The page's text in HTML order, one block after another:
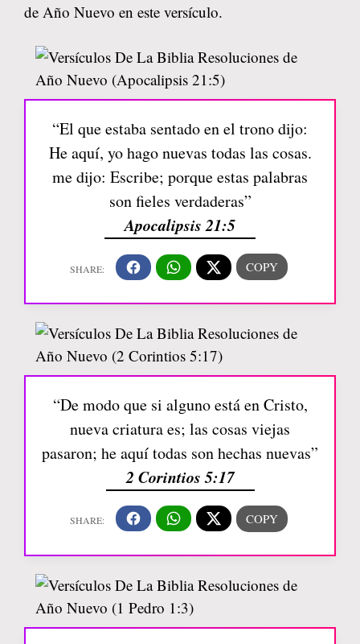
de Año Nuevo en este versículo.
“El que estaba sentado en el trono dijo:
He aquí, yo hago nuevas todas las cosas.
me dijo: Escribe; porque estas palabras
son fieles verdaderas”
Apocalipsis 21:5
“De modo que si alguno está en Cristo,
nueva criatura es; las cosas viejas
pasaron; he aquí todas son hechas nuevas”
2 Corintios 5:17